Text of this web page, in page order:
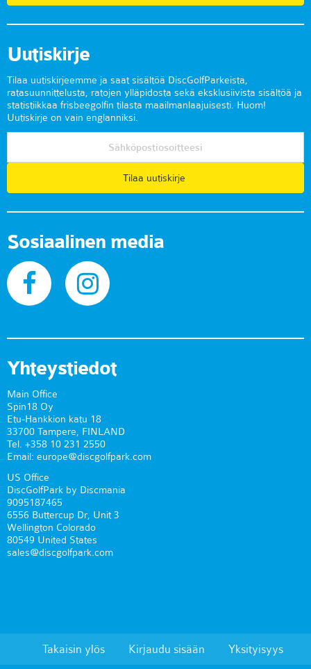
Uutiskirje
Tilaa uutiskirjeemme ja saat sisältöä DiscGolfParkeista,
ratasuunnittelusta, ratojen ylläpidosta sekä eksklusiivista sisältöä ja
statistiikkaa frisbeegolfin tilasta maailmanlaajuisesti. Huom!
Uutiskirje on vain englanniksi.
Tilaa uutiskirje
Sosiaalinen media
Yhteystiedot
Main Office
Spin18 Oy
Etu-Hankkion katu 18
33700 Tampere, FINLAND
Tel. +358 10 231 2550
Email: europe@discgolfpark.com
US Office
DiscGolfPark by Discmania
9095187465
6556 Buttercup Dr, Unit 3
Wellington Colorado
80549 United States
sales@discgolfpark.com
Takaisin ylös Kirjaudu sisään Yksityisyys